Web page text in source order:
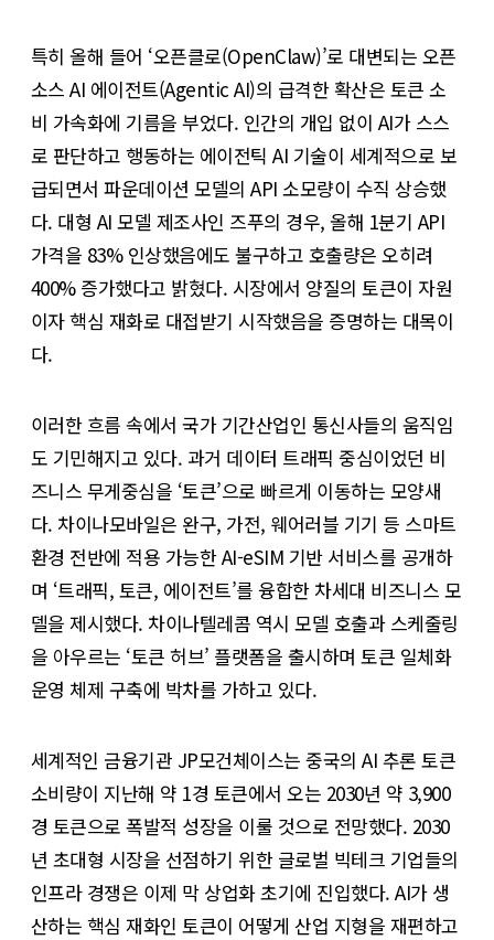
특히 올해 들어 ‘오픈클로(OpenClaw)’로 대변되는 오픈
소스 AI 에이전트(Agentic AI)의 급격한 확산은 토큰 소
비 가속화에 기름을 부었다. 인간의 개입 없이 AI가 스스
로 판단하고 행동하는 에이전틱 AI 기술이 세계적으로 보
급되면서 파운데이션 모델의 API 소모량이 수직 상승했
다. 대형 AI 모델 제조사인 즈푸의 경우, 올해 1분기 API
가격을 83% 인상했음에도 불구하고 호출량은 오히려
400% 증가했다고 밝혔다. 시장에서 양질의 토큰이 자원
이자 핵심 재화로 대접받기 시작했음을 증명하는 대목이
다.
이러한 흐름 속에서 국가 기간산업인 통신사들의 움직임
도 기민해지고 있다. 과거 데이터 트래픽 중심이었던 비
즈니스 무게중심을 ‘토큰’으로 빠르게 이동하는 모양새
다. 차이나모바일은 완구, 가전, 웨어러블 기기 등 스마트
환경 전반에 적용 가능한 AI-eSIM 기반 서비스를 공개하
며 ‘트래픽, 토큰, 에이전트’를 융합한 차세대 비즈니스 모
델을 제시했다. 차이나텔레콤 역시 모델 호출과 스케줄링
을 아우르는 ‘토큰 허브’ 플랫폼을 출시하며 토큰 일체화
운영 체제 구축에 박차를 가하고 있다.
세계적인 금융기관 JP모건체이스는 중국의 AI 추론 토큰
소비량이 지난해 약 1경 토큰에서 오는 2030년 약 3,900
경 토큰으로 폭발적 성장을 이룰 것으로 전망했다. 2030
년 초대형 시장을 선점하기 위한 글로벌 빅테크 기업들의
인프라 경쟁은 이제 막 상업화 초기에 진입했다. AI가 생
산하는 핵심 재화인 토큰이 어떻게 산업 지형을 재편하고